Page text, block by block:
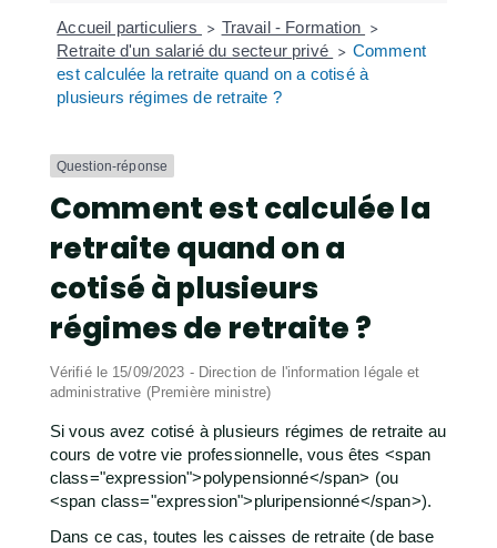
Accueil particuliers > Travail - Formation >
Retraite d'un salarié du secteur privé > Comment
est calculée la retraite quand on a cotisé à
plusieurs régimes de retraite ?
Question-réponse
Comment est calculée la
retraite quand on a
cotisé à plusieurs
régimes de retraite ?
Vérifié le 15/09/2023 - Direction de l'information légale et
administrative (Première ministre)
Si vous avez cotisé à plusieurs régimes de retraite au
cours de votre vie professionnelle, vous êtes <span
class="expression">polypensionné</span> (ou
<span class="expression">pluripensionné</span>).
Dans ce cas, toutes les caisses de retraite (de base